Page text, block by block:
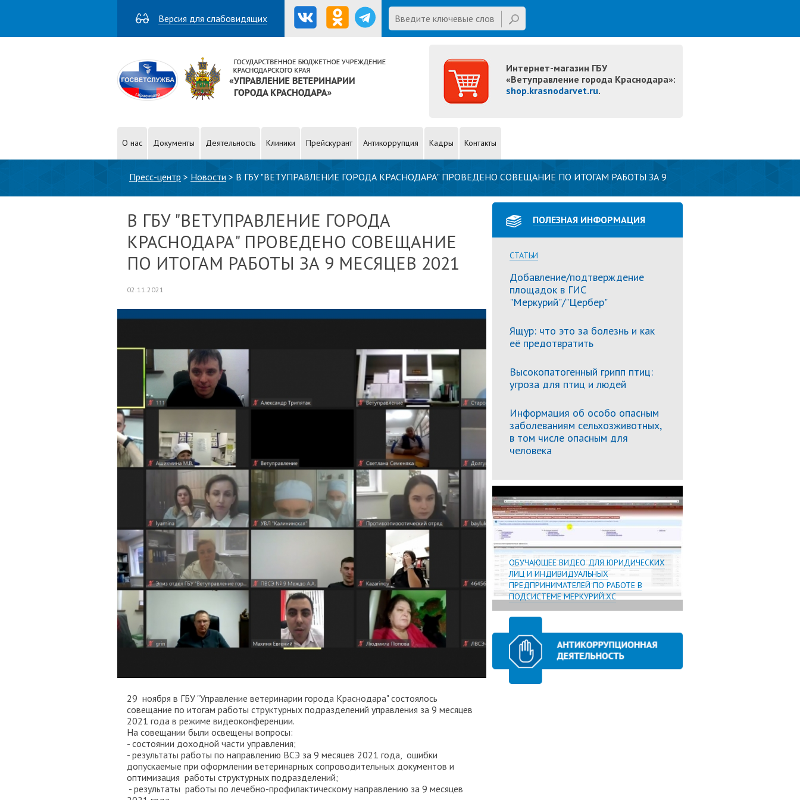
Версия для слабовидящих
Введите ключевые слова для
поиска
Интернет-магазин ГБУ
«Ветуправление города Краснодара»:
shop.krasnodarvet.ru.
О нас Документы Деятельность Клиники Прейскурант Антикоррупция Кадры Контакты
Пресс-центр > Новости > В ГБУ "ВЕТУПРАВЛЕНИЕ ГОРОДА КРАСНОДАРА" ПРОВЕДЕНО СОВЕЩАНИЕ ПО ИТОГАМ РАБОТЫ ЗА 9
В ГБУ "ВЕТУПРАВЛЕНИЕ ГОРОДА
КРАСНОДАРА" ПРОВЕДЕНО СОВЕЩАНИЕ
ПО ИТОГАМ РАБОТЫ ЗА 9 МЕСЯЦЕВ 2021
02.11.2021
29 ноября в ГБУ "Управление ветеринарии города Краснодара" состоялось
совещание по итогам работы структурных подразделений управления за 9 месяцев
2021 года в режиме видеоконференции.
На совещании были освещены вопросы:
- состоянии доходной части управления;
- результаты работы по направлению ВСЭ за 9 месяцев 2021 года, ошибки
допускаемые при оформлении ветеринарных сопроводительных документов и
оптимизация работы структурных подразделений;
- результаты работы по лечебно-профилактическому направлению за 9 месяцев
ПОЛЕЗНАЯ ИНФОРМАЦИЯ
СТАТЬИ
Добавление/подтверждение
площадок в ГИС
"Меркурий"/"Цербер"
Ящур: что это за болезнь и как
её предотвратить
Высокопатогенный грипп птиц:
угроза для птиц и людей
Информация об особо опасным
заболеваниям сельхозживотных,
в том числе опасным для
человека
ОБУЧАЮЩЕЕ ВИДЕО ДЛЯ ЮРИДИЧЕСКИХ
ЛИЦ И ИНДИВИДУАЛЬНЫХ
ПРЕДПРИНИМАТЕЛЕЙ ПО РАБОТЕ В
ПОДСИСТЕМЕ МЕРКУРИЙ.ХС